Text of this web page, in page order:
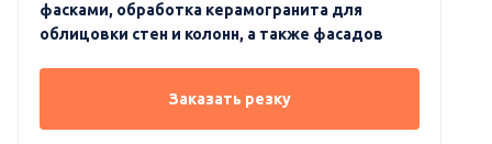
фасками, обработка керамогранита для
облицовки стен и колонн, а также фасадов
Заказать резку